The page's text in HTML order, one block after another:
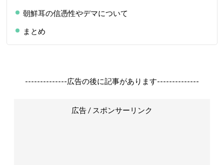
朝鮮耳の信憑性やデマについて
まとめ
--------------広告の後に記事があります--------------
広告 / スポンサーリンク